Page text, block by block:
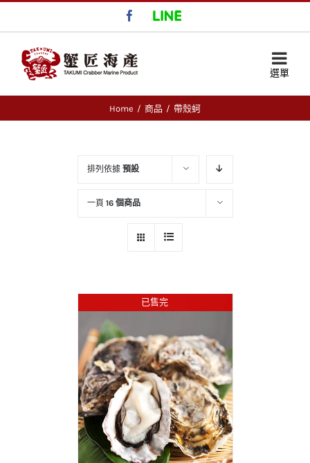
Facebook
LINE
Home / 商品 / 帶殼蚵
排列依據 預設
一頁 16 個商品
已售完